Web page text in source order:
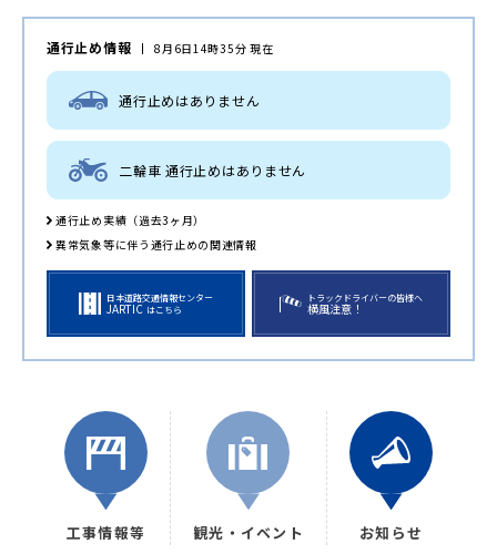
通行止め情報 8月6日14時35分 現在
通行止めはありません
二輪車 通行止めはありません
通行止め実績（過去3ヶ月）
異常気象等に伴う通行止めの関連情報
日本道路交通情報センター
JARTIC はこちら
トラックドライバーの皆様へ
横風注意！
工事情報等 観光・イベント お知らせ